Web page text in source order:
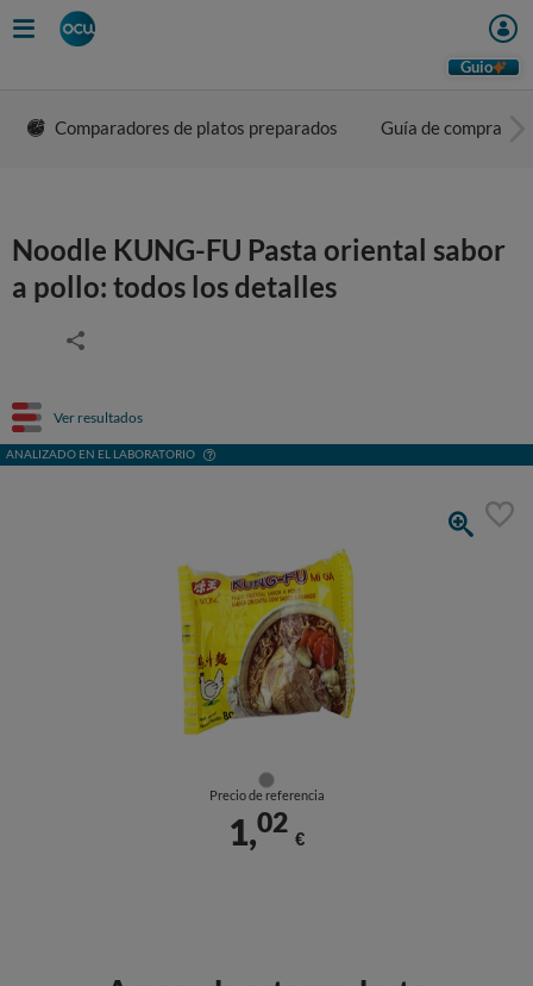
Guio
Comparadores de platos preparados Guía de compra
Noodle KUNG-FU Pasta oriental sabor
a pollo: todos los detalles
Ver resultados
ANALIZADO EN EL LABORATORIO
Precio de referencia
1,02
€